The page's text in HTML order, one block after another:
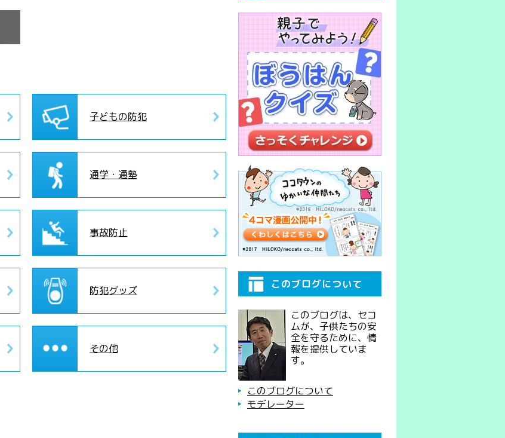
子どもの防犯
通学・通塾
事故防止
防犯グッズ
その他
このブログについて
このブログは、セコ
ムが、子供たちの安
全を守るために、情
報を提供していま
す。
このブログについて
モデレーター